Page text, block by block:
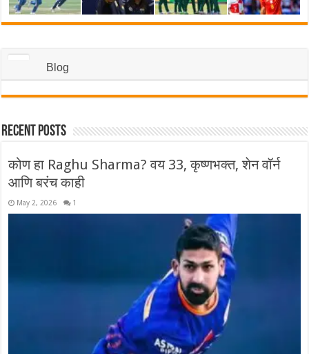
Blog
Recent Posts
कोण हा Raghu Sharma? वय 33, कृष्णभक्त, शेन वॉर्न
आणि बरंच काही
May 2, 2026 1